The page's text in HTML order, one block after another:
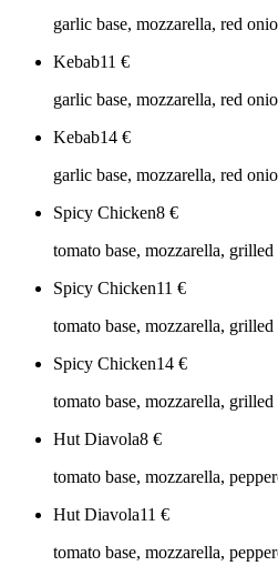
garlic base, mozzarella, red
Kebab11 €
garlic base, mozzarella, red
Kebab14 €
garlic base, mozzarella, red
Spicy Chicken8 €
tomato base, mozzarella,
Spicy Chicken11 €
tomato base, mozzarella,
Spicy Chicken14 €
tomato base, mozzarella,
Hut Diavola8 €
tomato base, mozzarella,
Hut Diavola11 €
tomato base, mozzarella,